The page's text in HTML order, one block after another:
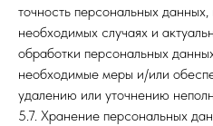
точность персональных данных,
необходимых случаях и
обработки персональных
необходимые меры и/или
удалению или уточнению
5.7. Хранение персональных